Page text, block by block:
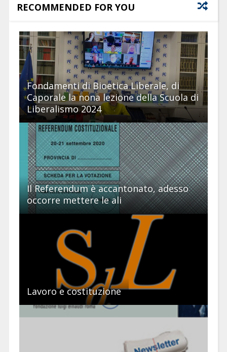
RECOMMENDED FOR YOU
Fondamenti di Bioetica Liberale, di
Caporale la nona lezione della Scuola di
Liberalismo 2024
Il Referendum è accantonato, adesso
occorre mettere le ali
Lavoro e costituzione